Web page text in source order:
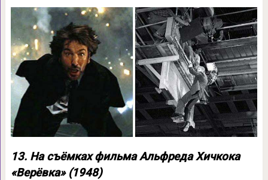
13. На съёмках фильма Альфреда Хичкока
«Верёвка» (1948)